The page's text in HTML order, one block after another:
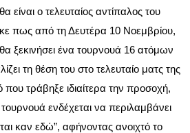
είναι ο τελευταίος αντίπαλος του
πως από τη Δευτέρα 10 Νοεμβρίου,
ξεκινήσει ένα τουρνουά 16 ατόμων
τη θέση του στο τελευταίο ματς της
τράβηξε ιδιαίτερα την προσοχή,
ενδέχεται να περιλαμβάνει
καν εδώ”, αφήνοντας ανοιχτό το